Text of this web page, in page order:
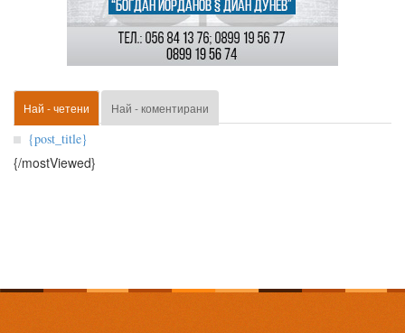
Най - четени Най - коментирани
{post_title}
{/mostViewed}